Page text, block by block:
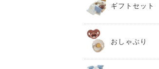
ギフトセット
おしゃぶり